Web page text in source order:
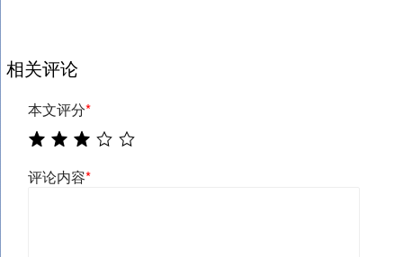
相关评论
本文评分*
评论内容*